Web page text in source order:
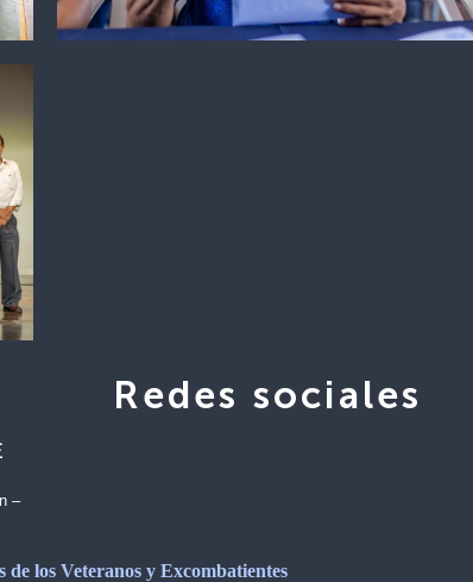
Redes sociales
–
los Veteranos y Excombatientes